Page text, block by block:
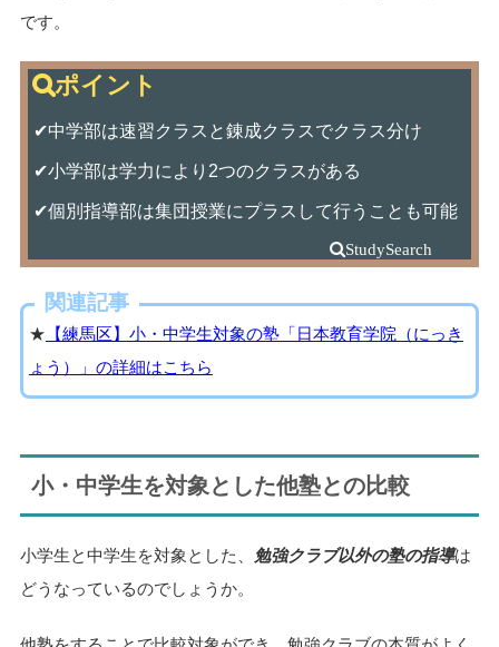
です。
✔中学部は速習クラスと錬成クラスでクラス分け
✔小学部は学力により2つのクラスがある
✔個別指導部は集団授業にプラスして行うことも可能
関連記事
★ 【練馬区】小・中学生対象の塾「日本教育学院（にっき
ょう）」の詳細はこちら
小・中学生を対象とした他塾との比較
小学生と中学生を対象とした、 勉強クラブ以外の塾の指導は
どうなっているのでしょうか。